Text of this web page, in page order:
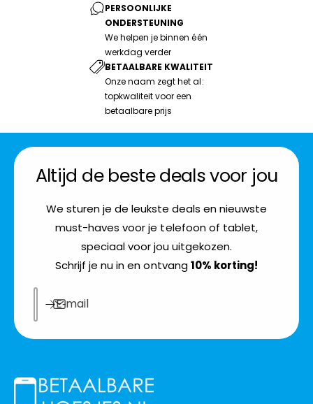
PERSOONLIJKE
ONDERSTEUNING
We helpen je binnen één
werkdag verder
BETAALBARE KWALITEIT
Onze naam zegt het al:
topkwaliteit voor een
betaalbare prijs
Altijd de beste deals voor jou
We sturen je de leukste deals en nieuwste
must-haves voor je telefoon of tablet,
speciaal voor jou uitgekozen.
Schrijf je nu in en ontvang10% korting!
E‑mail